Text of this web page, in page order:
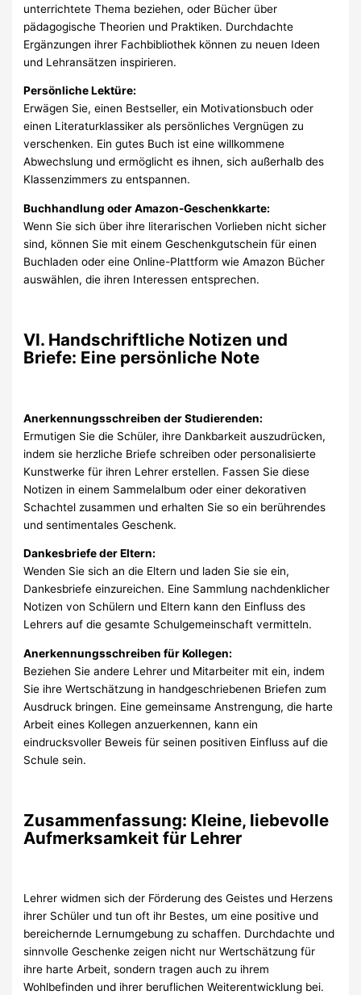
unterrichtete Thema beziehen, oder Bücher über
pädagogische Theorien und Praktiken. Durchdachte
Ergänzungen ihrer Fachbibliothek können zu neuen Ideen
und Lehransätzen inspirieren.
Persönliche Lektüre:
Erwägen Sie, einen Bestseller, ein Motivationsbuch oder
einen Literaturklassiker als persönliches Vergnügen zu
verschenken. Ein gutes Buch ist eine willkommene
Abwechslung und ermöglicht es ihnen, sich außerhalb des
Klassenzimmers zu entspannen.
Buchhandlung oder Amazon-Geschenkkarte:
Wenn Sie sich über ihre literarischen Vorlieben nicht sicher
sind, können Sie mit einem Geschenkgutschein für einen
Buchladen oder eine Online-Plattform wie Amazon Bücher
auswählen, die ihren Interessen entsprechen.
VI. Handschriftliche Notizen und
Briefe: Eine persönliche Note
Anerkennungsschreiben der Studierenden:
Ermutigen Sie die Schüler, ihre Dankbarkeit auszudrücken,
indem sie herzliche Briefe schreiben oder personalisierte
Kunstwerke für ihren Lehrer erstellen. Fassen Sie diese
Notizen in einem Sammelalbum oder einer dekorativen
Schachtel zusammen und erhalten Sie so ein berührendes
und sentimentales Geschenk.
Dankesbriefe der Eltern:
Wenden Sie sich an die Eltern und laden Sie sie ein,
Dankesbriefe einzureichen. Eine Sammlung nachdenklicher
Notizen von Schülern und Eltern kann den Einfluss des
Lehrers auf die gesamte Schulgemeinschaft vermitteln.
Anerkennungsschreiben für Kollegen:
Beziehen Sie andere Lehrer und Mitarbeiter mit ein, indem
Sie ihre Wertschätzung in handgeschriebenen Briefen zum
Ausdruck bringen. Eine gemeinsame Anstrengung, die harte
Arbeit eines Kollegen anzuerkennen, kann ein
eindrucksvoller Beweis für seinen positiven Einfluss auf die
Schule sein.
Zusammenfassung: Kleine, liebevolle
Aufmerksamkeit für Lehrer
Lehrer widmen sich der Förderung des Geistes und Herzens
ihrer Schüler und tun oft ihr Bestes, um eine positive und
bereichernde Lernumgebung zu schaffen. Durchdachte und
sinnvolle Geschenke zeigen nicht nur Wertschätzung für
ihre harte Arbeit, sondern tragen auch zu ihrem
Wohlbefinden und ihrer beruflichen Weiterentwicklung bei.